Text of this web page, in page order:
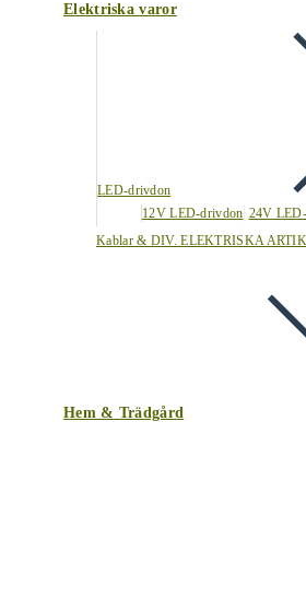
Elektriska varor
LED-drivdon
12V LED-drivdon 24V
Kablar & DIV. ELEKTRISKA
Hem & Trädgård